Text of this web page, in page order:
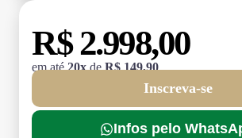
R$ 2.998,00
em até20xdeR$ 149,90
Inscreva-se
Infos pelo